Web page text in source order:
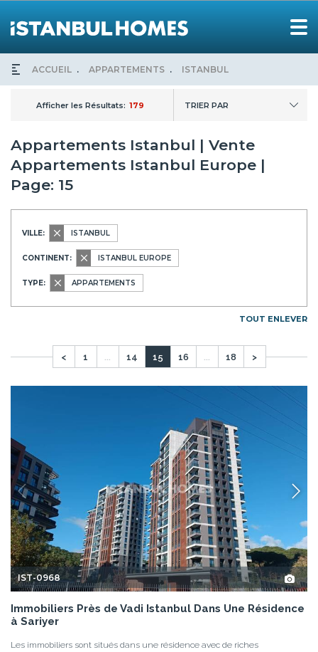
ACCUEIL APPARTEMENTS ISTANBUL
Afficher les Résultats: 179 TRIER PAR
Appartements Istanbul | Vente
Appartements Istanbul Europe |
Page: 15
VILLE: ISTANBUL
CONTINENT: ISTANBUL EUROPE
TYPE: APPARTEMENTS
TOUT ENLEVER
< 1 14 15 16 18 >
IST-0968
Immobiliers Près de Vadi Istanbul Dans Une Résidence
à Sariyer
Les immobiliers sont situés dans une résidence avec de riches